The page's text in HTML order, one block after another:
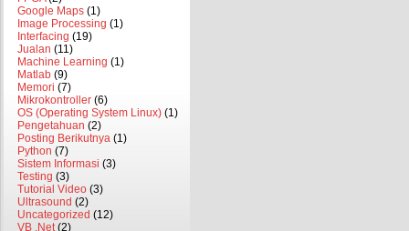
Google Maps (1)
Image Processing (1)
Interfacing (19)
Jualan (11)
Machine Learning (1)
Matlab (9)
Memori (7)
Mikrokontroller (6)
OS (Operating System Linux) (1)
Pengetahuan (2)
Posting Berikutnya (1)
Python (7)
Sistem Informasi (3)
Testing (3)
Tutorial Video (3)
Ultrasound (2)
Uncategorized (12)
VB .Net(2)